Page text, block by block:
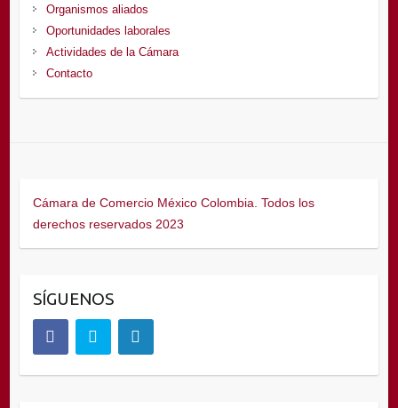
Organismos aliados
Oportunidades laborales
Actividades de la Cámara
Contacto
Cámara de Comercio México Colombia. Todos los
derechos reservados 2023
SÍGUENOS